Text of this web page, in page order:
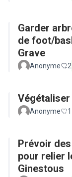
Garder
de foot/
Grave
Anonyme 2
Anonyme
Prévoir
pour relier
Ginestous